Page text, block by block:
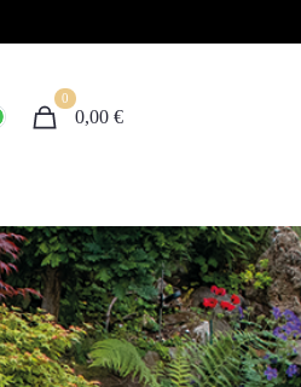
0
0,00 €